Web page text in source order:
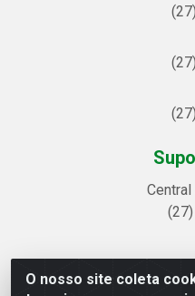
O nosso site coleta
Linhavix Distribuidora